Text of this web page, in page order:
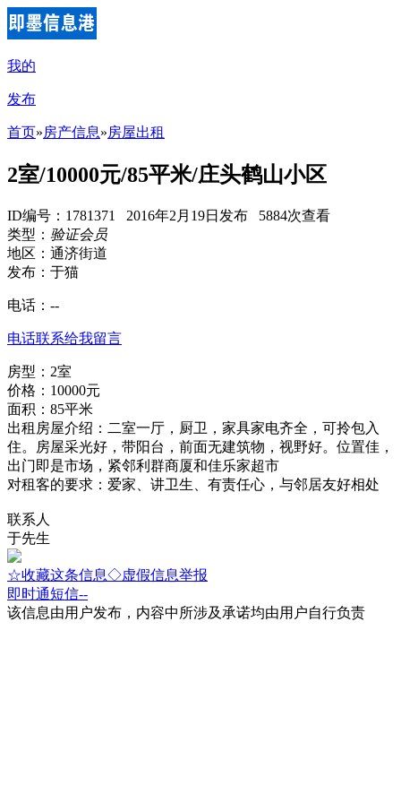
我的
发布
首页»房产信息»房屋出租
2室/10000元/85平米/庄头鹤山小区
ID编号：1781371 2016年2月19日发布 5884次查看
类型： 验证会员
地区：通济街道
发布：于猫
电话： --
电话联系给我留言
房型：2室
价格：10000元
面积：85平米
出租房屋介绍：二室一厅，厨卫，家具家电齐全，可拎包入
住。房屋采光好，带阳台，前面无建筑物，视野好。位置佳，
出门即是市场，紧邻利群商厦和佳乐家超市
对租客的要求：爱家、讲卫生、有责任心，与邻居友好相处
联系人
于先生
☆收藏这条信息◇虚假信息举报
即时通短信--
该信息由用户发布，内容中所涉及承诺均由用户自行负责